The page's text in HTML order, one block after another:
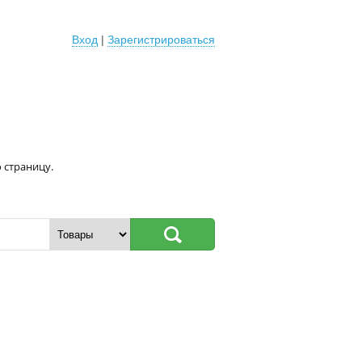
Вход | Зарегистрироваться